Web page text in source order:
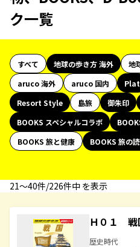
ク一覧
すべて 地球の歩き方 海外
地
aruco 海外
aruco 国内 Plat
Resort Style
島旅 御朱印
BOOKS スペシャルコラボ
BOOKS 旅と健康
BOOKS 旅の
21〜40件/226件中 を表示
Ｈ０１ 戦
歴史時代